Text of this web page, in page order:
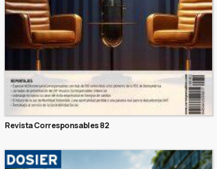
Revista Corresponsables 82